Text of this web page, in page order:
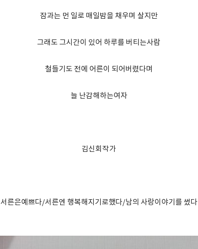
잠과는 먼 일로 매일밤을 채우며 살지만
그래도 그시간이 있어 하루를 버티는사람
철들기도 전에 어른이 되어버렸다며
늘 난감해하는여자
김신회작가
서른은예쁘다/서른엔 행복해지기로했다/남의 사랑이야기를 썼다